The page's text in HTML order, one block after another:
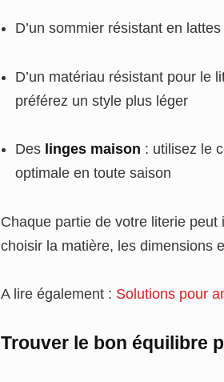
D’un sommier résistant en
D’un matériau résistant pour le
préférez un style plus léger
Des linges maison : utilisez le
optimale en toute saison
Chaque partie de votre literie
choisir la matière, les dimensions
A lire également : Solutions pour
Trouver le bon équilibre